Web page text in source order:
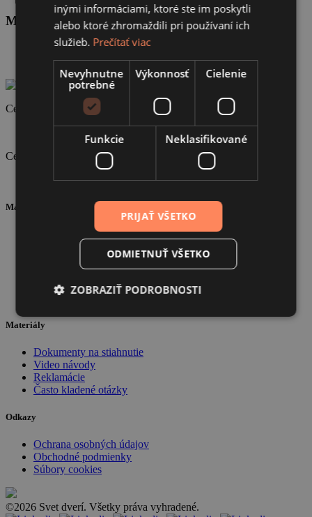
Média
Certifikát ISO 9001
Certifikát ISO 14001
Mapa stránky
Blog
Kontakt
Materiály
Dokumenty na stiahnutie
Video návody
Reklamácie
Často kladené otázky
Odkazy
Ochrana osobných údajov
Obchodné podmienky
Súbory cookies
©2026 Svet dverí. Všetky práva vyhradené.
inými informáciami, ktoré ste im poskytli
alebo ktoré zhromaždili pri používaní ich
služieb. Prečítať viac
Nevyhnutne
potrebné
Výkonnosť Cielenie
Funkcie Neklasifikované
PRIJAŤ VŠETKO
ODMIETNUŤ VŠETKO
ZOBRAZIŤ PODROBNOSTI